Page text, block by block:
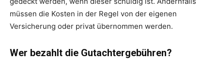
müssen die Kosten in der Regel von der eigenen
Versicherung oder privat übernommen werden.
Wer bezahlt die Gutachtergebühren?